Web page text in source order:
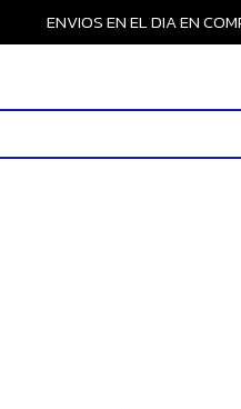
ENVIOS EN EL DIA EN